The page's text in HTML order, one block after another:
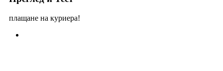
плащане на куриера!